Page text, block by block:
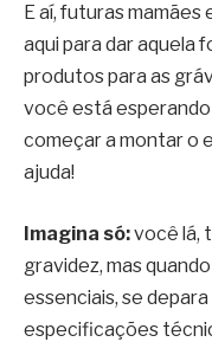
E aí, futuras mamães
aqui para dar aquela
produtos para as
você está esperando
começar a montar o
ajuda!
Imagina só:você lá,
gravidez, mas
essenciais, se
especificações